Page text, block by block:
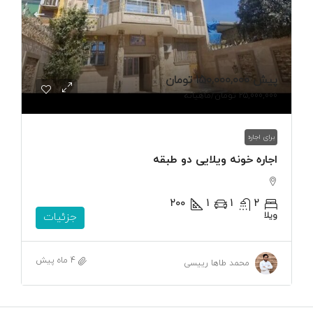
پیش150,000,000 تومان
25,000,000 تومان /ماهیانه
برای اجاره
اجاره خونه ویلایی دو طبقه
2
1
1
200
ویلا جزئیات
محمد طاها رییسی 4 ماه پیش